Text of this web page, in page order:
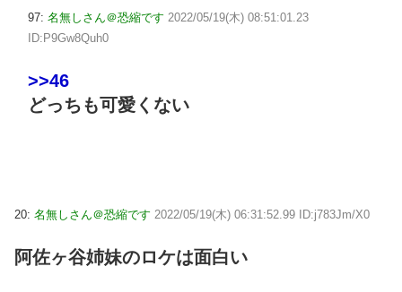
97: 名無しさん＠恐縮です 2022/05/19(木) 08:51:01.23
ID:P9Gw8Quh0
>>46
どっちも可愛くない
20: 名無しさん＠恐縮です 2022/05/19(木) 06:31:52.99 ID:j783Jm/X0
阿佐ヶ谷姉妹のロケは面白い